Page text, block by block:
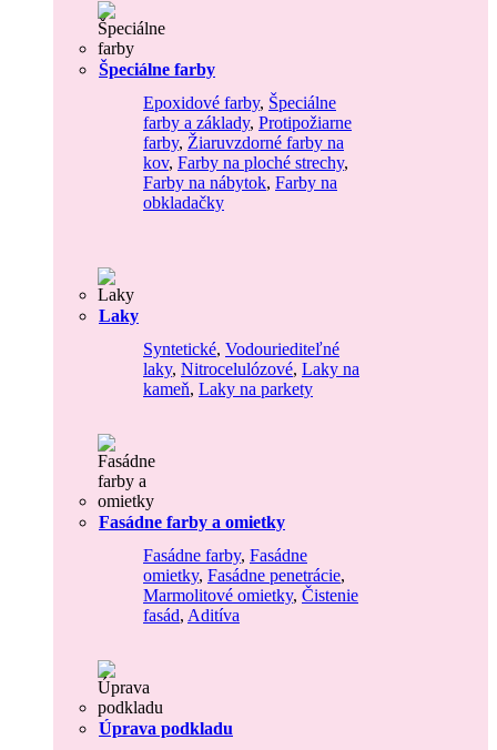
Špeciálne farby
Epoxidové farby, Špeciálne
farby a základy, Protipožiarne
farby, Žiaruvzdorné farby na
kov, Farby na ploché strechy,
Farby na nábytok, Farby na
obkladačky
Laky
Syntetické, Vodouriediteľné
laky, Nitrocelulózové, Laky na
kameň, Laky na parkety
Fasádne farby a omietky
Fasádne farby, Fasádne
omietky, Fasádne penetrácie,
Marmolitové omietky, Čistenie
fasád, Aditíva
Úprava podkladu